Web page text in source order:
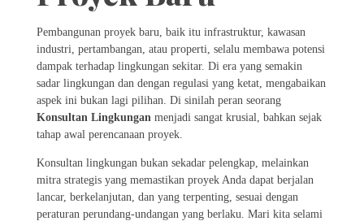
Pembangunan proyek baru, baik itu infrastruktur, kawasan
industri, pertambangan, atau properti, selalu membawa potensi
dampak terhadap lingkungan sekitar. Di era yang semakin
sadar lingkungan dan dengan regulasi yang ketat, mengabaikan
aspek ini bukan lagi pilihan. Di sinilah peran seorang
Konsultan Lingkungan menjadi sangat krusial, bahkan sejak
tahap awal perencanaan proyek.
Konsultan lingkungan bukan sekadar pelengkap, melainkan
mitra strategis yang memastikan proyek Anda dapat berjalan
lancar, berkelanjutan, dan yang terpenting, sesuai dengan
peraturan perundang-undangan yang berlaku. Mari kita selami